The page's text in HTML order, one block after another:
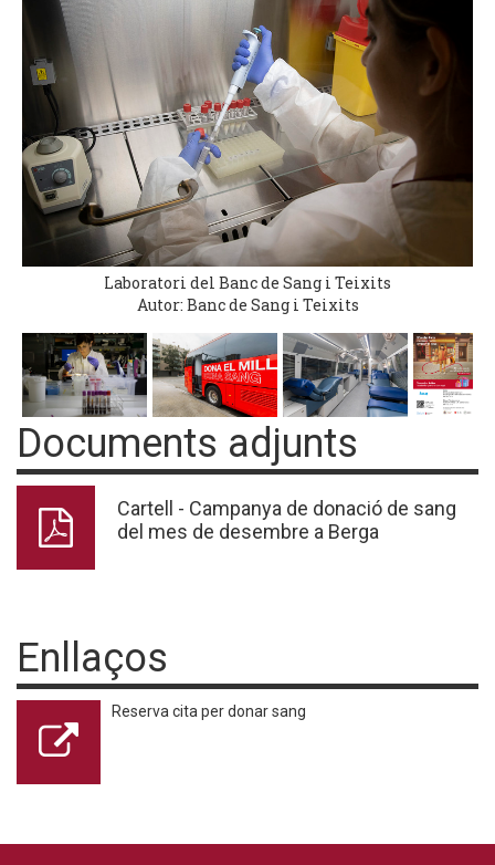
Laboratori del Banc de Sang i Teixits
Autor: Banc de Sang i Teixits
Documents adjunts
Cartell - Campanya de donació de sang
del mes de desembre a Berga
Enllaços
Reserva cita per donar sang